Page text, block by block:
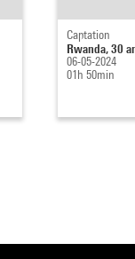
Captation
Rwanda, 30
06-05-2024
01h 50min